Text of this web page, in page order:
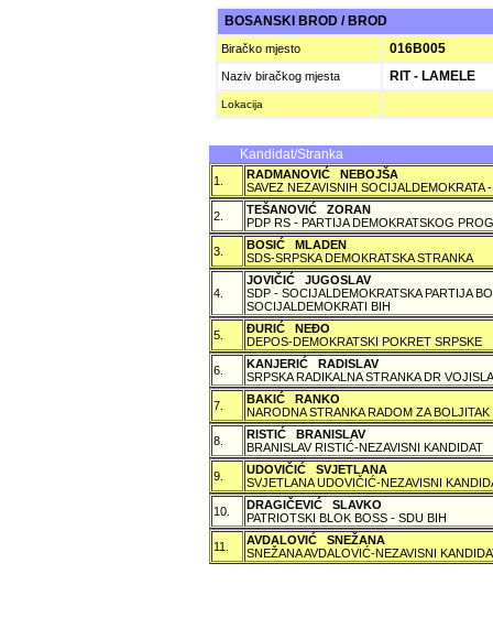
BOSANSKI BROD / BROD
Biračko mjesto 016B005
Naziv biračkog mjesta RIT - LAMELE
Lokacija
Kandidat/Stranka
1.
RADMANOVIĆ NEBOJŠA
SAVEZ NEZAVISNIH SOCIJALDEMOKRATA
2.
TEŠANOVIĆ ZORAN
PDP RS - PARTIJA DEMOKRATSKOG
3.
BOSIĆ MLADEN
SDS-SRPSKA DEMOKRATSKA STRANKA
4.
JOVIČIĆ JUGOSLAV
SDP - SOCIJALDEMOKRATSKA PARTIJA
SOCIJALDEMOKRATI BIH
5.
ÐURIĆ NEÐO
DEPOS-DEMOKRATSKI POKRET SRPSKE
6.
KANJERIĆ RADISLAV
SRPSKA RADIKALNA STRANKA DR
7.
BAKIĆ RANKO
NARODNA STRANKA RADOM ZA BOLJITAK
8.
RISTIĆ BRANISLAV
BRANISLAV RISTIĆ-NEZAVISNI KANDIDAT
9.
UDOVIČIĆ SVJETLANA
SVJETLANA UDOVIČIĆ-NEZAVISNI
10.
DRAGIČEVIĆ SLAVKO
PATRIOTSKI BLOK BOSS - SDU BIH
11.
AVDALOVIĆ SNEŽANA
SNEŽANA AVDALOVIĆ-NEZAVISNI